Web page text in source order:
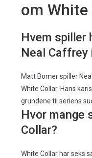
om White
Hvem spiller
Neal Caffrey
Matt Bomer spiller
White Collar. Hans
grundene til seriens
Hvor mange
Collar?
White Collar har seks